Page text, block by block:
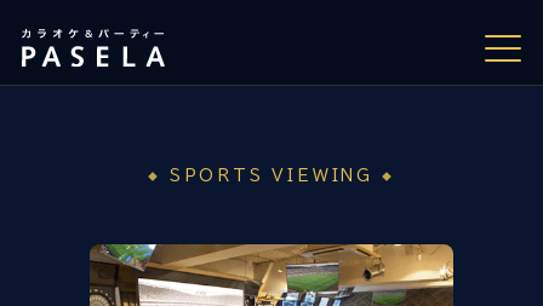
放映スケジュール
SPORTS VIEWING